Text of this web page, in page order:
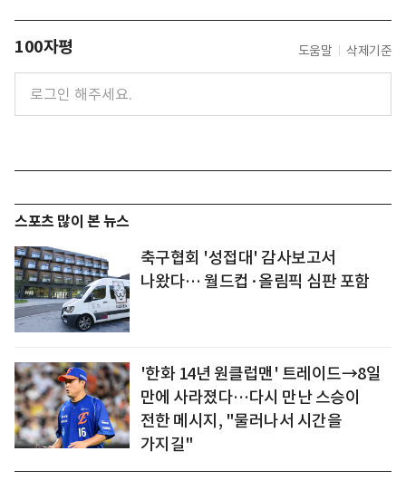
100자평 도움말 삭제기준
스포츠 많이 본 뉴스
축구협회 '성접대' 감사보고서
나왔다… 월드컵·올림픽 심판 포함
'한화 14년 원클럽맨' 트레이드→8일
만에 사라졌다…다시 만난 스승이
전한 메시지, "물러나서 시간을
가지길"